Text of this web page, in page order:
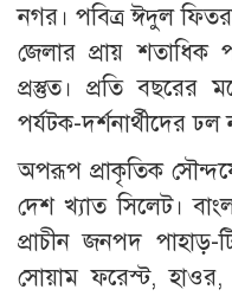
নগর। পবিত্র ঈদুল
জেলার প্রায়
প্রস্তুত। প্রতি
পর্যটক-দর্শনার্থীদের
অপরূপ প্রাকৃতিক
দেশ খ্যাত সিলেট।
প্রাচীন জনপদ পাহাড়-
সোয়াম ফরেস্ট,